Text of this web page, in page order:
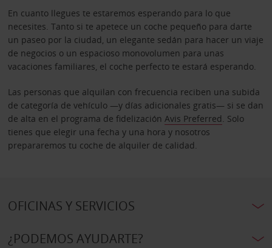
En cuanto llegues te estaremos esperando para lo que
necesites. Tanto si te apetece un coche pequeño para darte
un paseo por la ciudad, un elegante sedán para hacer un viaje
de negocios o un espacioso monovolumen para unas
vacaciones familiares, el coche perfecto te estará esperando.
Las personas que alquilan con frecuencia reciben una subida
de categoría de vehículo —y días adicionales gratis— si se dan
de alta en el programa de fidelización Avis Preferred. Solo
tienes que elegir una fecha y una hora y nosotros
prepararemos tu coche de alquiler de calidad.
OFICINAS Y SERVICIOS
¿PODEMOS AYUDARTE?